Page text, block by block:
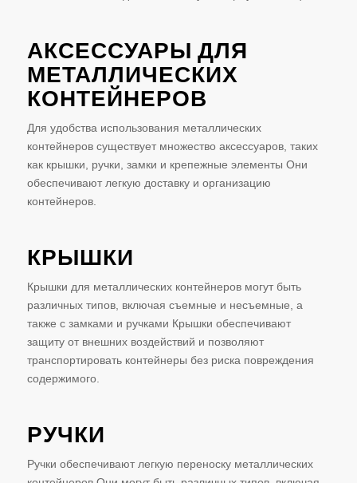
АКСЕССУАРЫ ДЛЯ
МЕТАЛЛИЧЕСКИХ
КОНТЕЙНЕРОВ
Для удобства использования металлических
контейнеров существует множество аксессуаров, таких
как крышки, ручки, замки и крепежные элементы Они
обеспечивают легкую доставку и организацию
контейнеров.
КРЫШКИ
Крышки для металлических контейнеров могут быть
различных типов, включая съемные и несъемные, а
также с замками и ручками Крышки обеспечивают
защиту от внешних воздействий и позволяют
транспортировать контейнеры без риска повреждения
содержимого.
РУЧКИ
Ручки обеспечивают легкую переноску металлических